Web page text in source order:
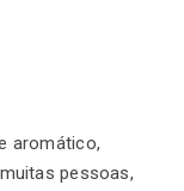
aromático,
pessoas,